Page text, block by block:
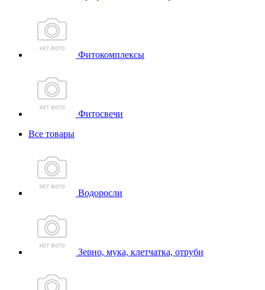
Фитокомплексы
Фитосвечи
Все товары
Водоросли
Зерно, мука, клетчатка, отруби